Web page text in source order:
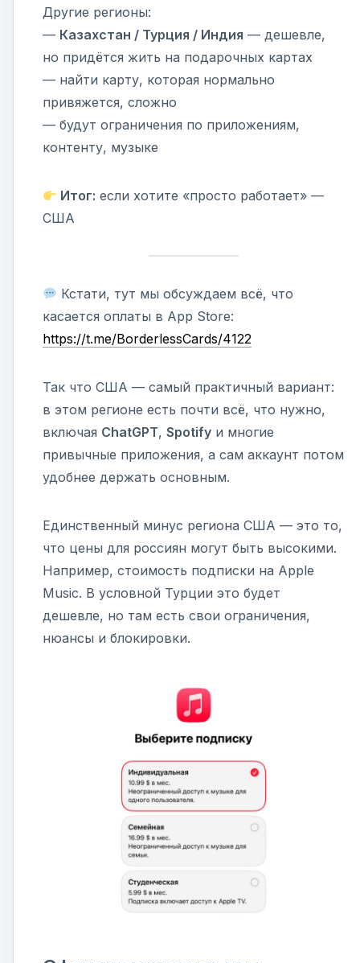
Другие регионы:
— Казахстан / Турция / Индия — дешевле,
но придётся жить на подарочных картах
— найти карту, которая нормально
привяжется, сложно
— будут ограничения по приложениям,
контенту, музыке
Итог: если хотите «просто работает» —
США
Кстати, тут мы обсуждаем всё, что
касается оплаты в App Store:
https://t.me/BorderlessCards/4122
Так что США — самый практичный вариант:
в этом регионе есть почти всё, что нужно,
включая ChatGPT, Spotify и многие
привычные приложения, а сам аккаунт потом
удобнее держать основным.
Единственный минус региона США — это то,
что цены для россиян могут быть высокими.
Например, стоимость подписки на Apple
Music. В условной Турции это будет
дешевле, но там есть свои ограничения,
нюансы и блокировки.